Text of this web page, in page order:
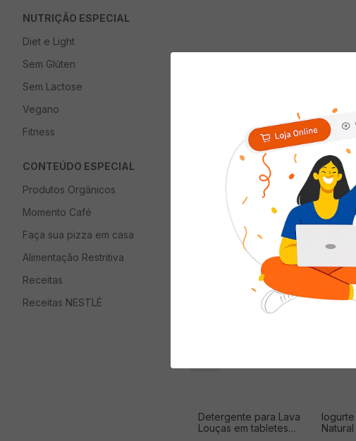
NUTRIÇÃO ESPECIAL
Diet e Light
Sem Glúten
Sem Lactose
Vegano
Fitness
CONTEÚDO ESPECIAL
Produtos Orgânicos
Momento Café
Faça sua pizza em casa
Alimentação Restritiva
Receitas
Receitas NESTLÉ
A pasta de dente infantil
merecem. Sua fórmula
deixando-os fortes e
Quem viu comprou
Detergente para Lava
Louças em tabletes